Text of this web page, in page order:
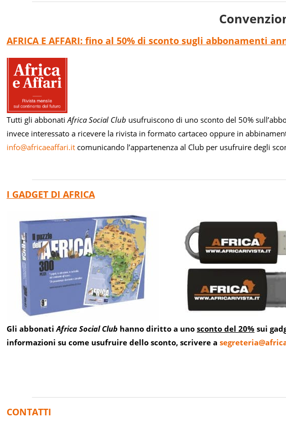
AFRICA E AFFARI: fino al 50% di sconto sugli abbonamenti
Tutti gli abbonatiAfrica Social Club usufruiscono di uno sconto del 50%
invece interessato a ricevere la rivista in formato cartaceo oppure in
info@africaeaffari.it comunicando l’appartenenza al Club per usufruire degli
I GADGET DI AFRICA
Gli abbonatiAfrica Social Club hanno diritto a uno sconto del 20% sui
informazioni su come usufruire dello sconto, scrivere a
CONTATTI